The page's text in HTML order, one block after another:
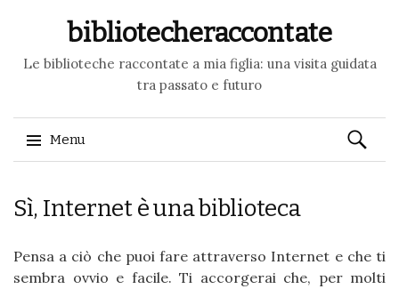
bibliotecheraccontate
Le biblioteche raccontate a mia figlia: una visita guidata
tra passato e futuro
Menu
Ricerca
per:
Sì, Internet è una biblioteca
Pensa a ciò che puoi fare attraverso Internet e che ti
sembra ovvio e facile. Ti accorgerai che, per molti